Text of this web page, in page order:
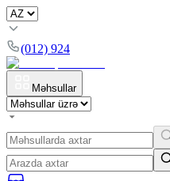
(012) 924
Məhsullar